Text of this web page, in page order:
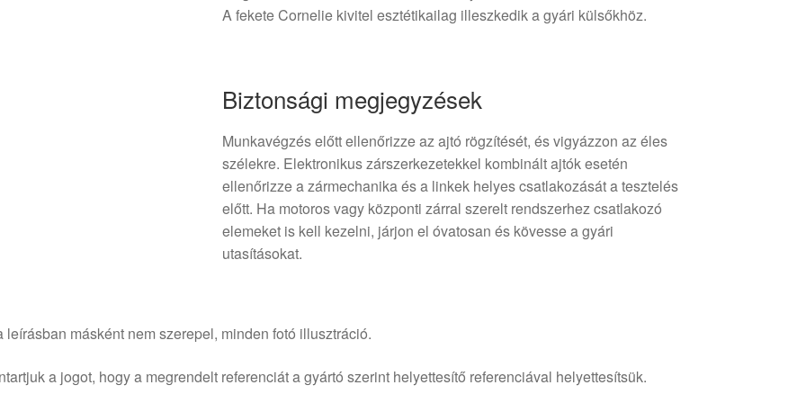
A fekete Cornelie kivitel esztétikailag illeszkedik a gyári külsőkhöz.
Biztonsági megjegyzések
Munkavégzés előtt ellenőrizze az ajtó rögzítését, és vigyázzon az éles
szélekre. Elektronikus zárszerkezetekkel kombinált ajtók esetén
ellenőrizze a zármechanika és a linkek helyes csatlakozását a tesztelés
előtt. Ha motoros vagy központi zárral szerelt rendszerhez csatlakozó
elemeket is kell kezelni, járjon el óvatosan és kövesse a gyári
utasításokat.
leírásban másként nem szerepel, minden fotó illusztráció.
a jogot, hogy a megrendelt referenciát a gyártó szerint helyettesítő referenciával helyettesítsük.